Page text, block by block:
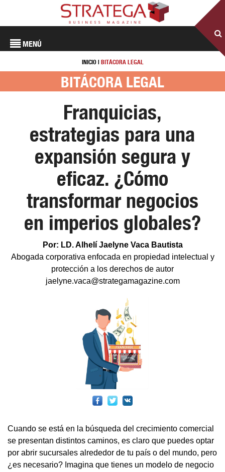
MENÚ
INICIO| BITÁCORA LEGAL
BITÁCORA LEGAL
Franquicias,
estrategias para una
expansión segura y
eficaz. ¿Cómo
transformar negocios
en imperios globales?
Por: LD. Alhelí Jaelyne Vaca Bautista
Abogada corporativa enfocada en propiedad intelectual y
protección a los derechos de autor
jaelyne.vaca@strategamagazine.com
Cuando se está en la búsqueda del crecimiento comercial
se presentan distintos caminos, es claro que puedes optar
por abrir sucursales alrededor de tu país o del mundo, pero
¿es necesario? Imagina que tienes un modelo de negocio